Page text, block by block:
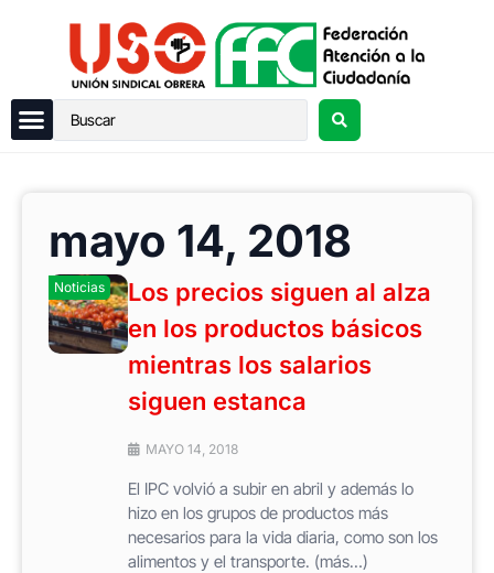
mayo 14, 2018
Noticias
Los precios siguen al alza
en los productos básicos
mientras los salarios
siguen estanca
MAYO 14, 2018
El IPC volvió a subir en abril y además lo
hizo en los grupos de productos más
necesarios para la vida diaria, como son los
alimentos y el transporte. (más…)